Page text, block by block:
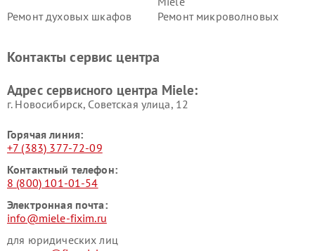
Ремонт духовых шкафов
Ремонт микроволновых
Miele
Miele
пылесосов Miele
Контакты сервис центра
Адрес сервисного центра Miele:
г. Новосибирск, Советская улица, 12
Горячая линия:
+7 (383) 377-72-09
Контактный телефон:
8 (800) 101-01-54
Электронная почта:
info@miele-fixim.ru
для юридических лиц